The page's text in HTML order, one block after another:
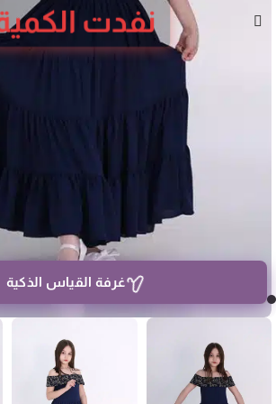
نفدت الكمية
غرفة القياس الذكية